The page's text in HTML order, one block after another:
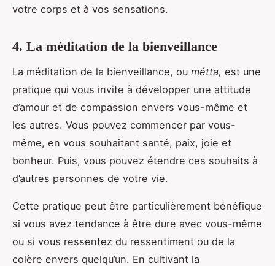
votre corps et à vos sensations.
4. La méditation de la bienveillance
La méditation de la bienveillance, ou métta, est une
pratique qui vous invite à développer une attitude
d’amour et de compassion envers vous-même et
les autres. Vous pouvez commencer par vous-
même, en vous souhaitant santé, paix, joie et
bonheur. Puis, vous pouvez étendre ces souhaits à
d’autres personnes de votre vie.
Cette pratique peut être particulièrement bénéfique
si vous avez tendance à être dure avec vous-même
ou si vous ressentez du ressentiment ou de la
colère envers quelqu’un. En cultivant la